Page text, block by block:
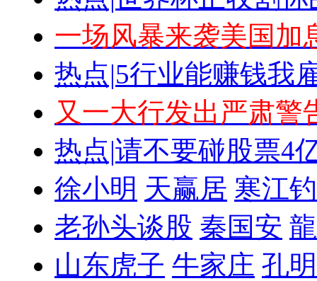
一场风暴来袭美国加
热点|5行业能赚钱我
又一大行发出严肃警
热点|请不要碰股票4
徐小明 天赢居 寒江
老孙头谈股 秦国安
山东虎子 牛家庄 孔